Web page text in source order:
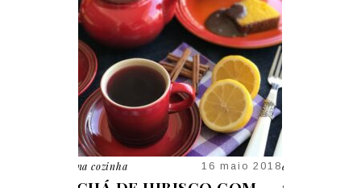
em casa 09 jan 2026na cozinha